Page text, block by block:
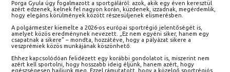
Porga Gyula úgy fogalmazott a sportgáláról: azok, akik egy éven keresztül
azért edzenek, kelnek fel nagyon korán, küzdenek, izzadnak, megérdemlik,
hogy elegáns körülmények között részesüljenek elismerésben.
A polgármester kiemelte a 2026-os európai sportrégió jelentőségét is,
amelyet közös eredménynek nevezett. „Ez nem egyéni siker, hanem egy
csapatnak a sikere” – mondta, hozzátéve, hogy a pályázat sikere a
veszprémiek közös munkájának köszönhető.
Ehhez kapcsolódóan felidézett egy korábbi gondolatot is, miszerint nem
azért kell sportolni, hogy hosszabb ideig éljünk, hanem azért, hogy
egészségesen hajljunk meg. Ezzel rámutatott, hogy a közelgő sportrégiós